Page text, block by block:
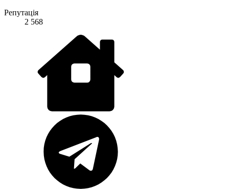
Репутація
2 568